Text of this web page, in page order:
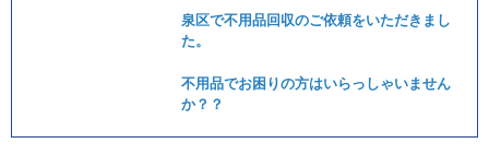
泉区で不用品回収のご依頼をいただきまし
た。
不用品でお困りの方はいらっしゃいません
か？？